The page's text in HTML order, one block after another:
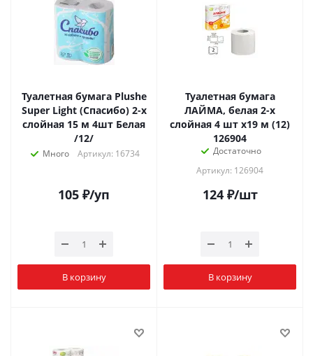
Туалетная бумага Plushe
Super Light (Спасибо) 2-х
слойная 15 м 4шт Белая
/12/
Много Артикул: 16734
105 ₽/уп
В корзину
Туалетная бумага
ЛАЙМА, белая 2-х
слойная 4 шт х19 м (12)
126904
Достаточно
Артикул: 126904
124₽/шт
В корзину